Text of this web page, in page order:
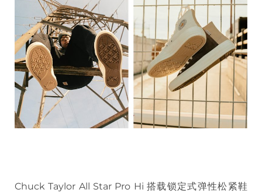
Chuck Taylor All Star Pro Hi 搭载锁定式弹性松紧鞋